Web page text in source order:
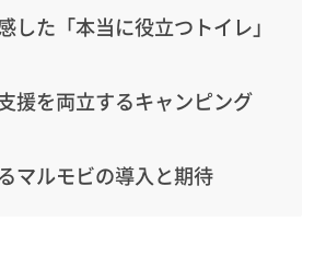
した「本当に役立つトイレ」
援を両立するキャンピング
マルモビの導入と期待